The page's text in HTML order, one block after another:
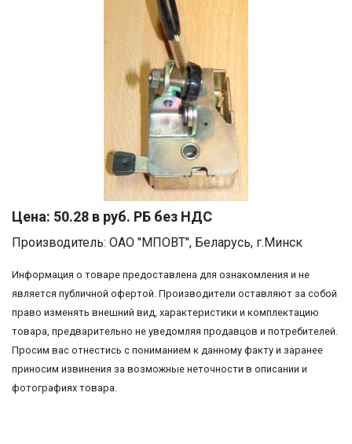
Цена: 50.28 в руб. РБ без НДС
Производитель: ОАО "МПОВТ", Беларусь, г.Минск
Информация о товаре предоставлена для ознакомления и не
является публичной офертой. Производители оставляют за собой
право изменять внешний вид, характеристики и комплектацию
товара, предварительно не уведомляя продавцов и потребителей.
Просим вас отнестись с пониманием к данному факту и заранее
приносим извинения за возможные неточности в описании и
фотографиях товара.